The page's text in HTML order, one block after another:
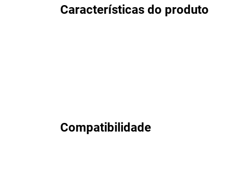
Características do produto
Compatibilidade